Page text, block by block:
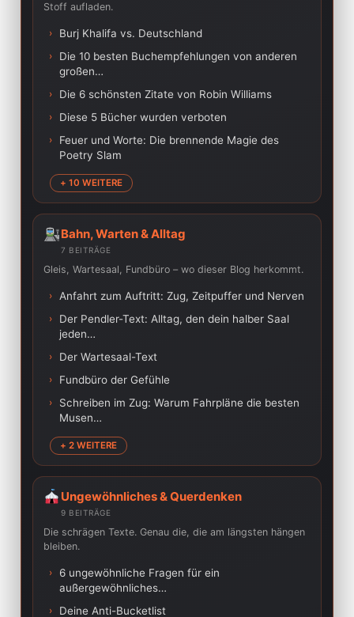
Stoff aufladen.
› Burj Khalifa vs. Deutschland
›
Die 10 besten Buchempfehlungen von anderen
großen…
› Die 6 schönsten Zitate von Robin Williams
› Diese 5 Bücher wurden verboten
›
Feuer und Worte: Die brennende Magie des
Poetry Slam
+ 10 WEITERE
Bahn, Warten & Alltag
7 BEITRÄGE
Gleis, Wartesaal, Fundbüro – wo dieser Blog herkommt.
› Anfahrt zum Auftritt: Zug, Zeitpuffer und Nerven
›
Der Pendler-Text: Alltag, den dein halber Saal
jeden…
› Der Wartesaal-Text
› Fundbüro der Gefühle
›
Schreiben im Zug: Warum Fahrpläne die besten
Musen…
+ 2 WEITERE
Ungewöhnliches & Querdenken
9 BEITRÄGE
Die schrägen Texte. Genau die, die am längsten hängen
bleiben.
›
6 ungewöhnliche Fragen für ein
außergewöhnliches…
› Deine Anti-Bucketlist